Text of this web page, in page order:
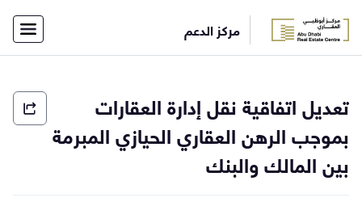
مركز الدعم ×
بفريق
الدعم
English
تعديل اتفاقية نقل إدارة العقارات
بموجب الرهن العقاري الحيازي المبرمة
بين المالك والبنك